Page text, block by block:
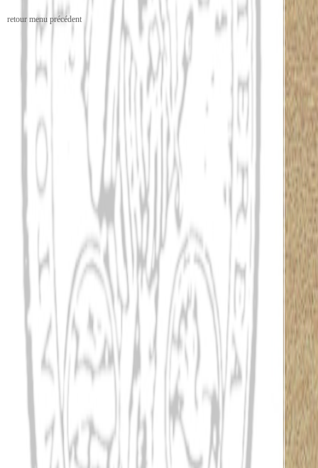
retour menu précédent